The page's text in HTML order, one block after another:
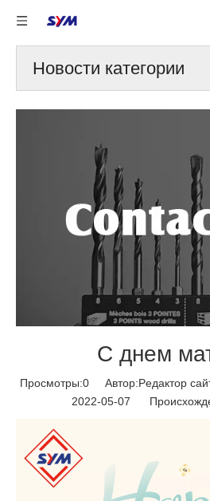
Новости категории
С днем
Просмотры:0 Автор:Pедактор
2022-05-07